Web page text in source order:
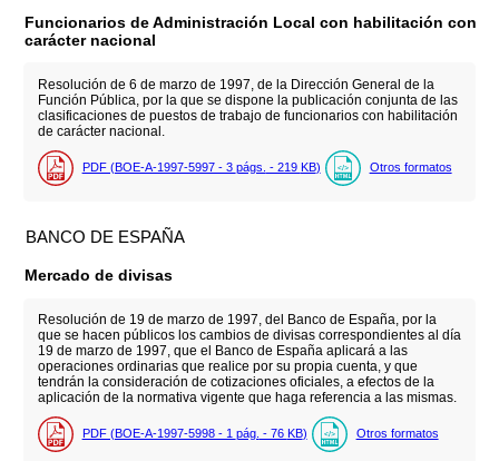
Funcionarios de Administración Local con habilitación con
carácter nacional
Resolución de 6 de marzo de 1997, de la Dirección General de la
Función Pública, por la que se dispone la publicación conjunta de las
clasificaciones de puestos de trabajo de funcionarios con habilitación
de carácter nacional.
PDF (BOE-A-1997-5997 - 3 págs. - 219 KB) Otros formatos
BANCO DE ESPAÑA
Mercado de divisas
Resolución de 19 de marzo de 1997, del Banco de España, por la
que se hacen públicos los cambios de divisas correspondientes al día
19 de marzo de 1997, que el Banco de España aplicará a las
operaciones ordinarias que realice por su propia cuenta, y que
tendrán la consideración de cotizaciones oficiales, a efectos de la
aplicación de la normativa vigente que haga referencia a las mismas.
PDF (BOE-A-1997-5998 - 1 pág. - 76 KB) Otros formatos